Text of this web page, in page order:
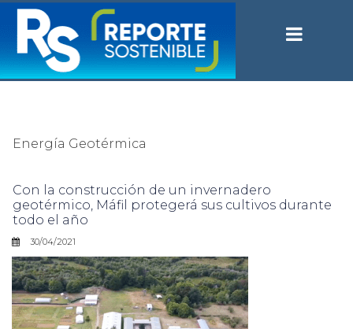
Energía Geotérmica
Con la construcción de un invernadero
geotérmico, Máfil protegerá sus cultivos durante
todo el año
30/04/2021